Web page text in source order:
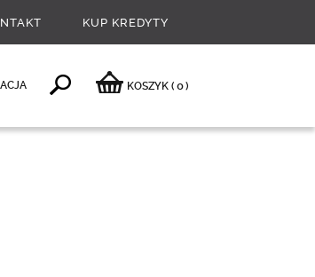
KUP KREDYTY
KOSZYK ( 0)